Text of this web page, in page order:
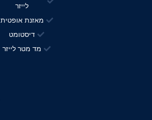
לייזר
מאזנת אופטית
דיסטומט
מד מטר לייזר